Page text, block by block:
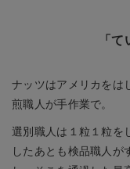
「
ナッツはアメリカをは
煎職人が手作業で。
選別職人は１粒１粒を
したあとも検品職人が